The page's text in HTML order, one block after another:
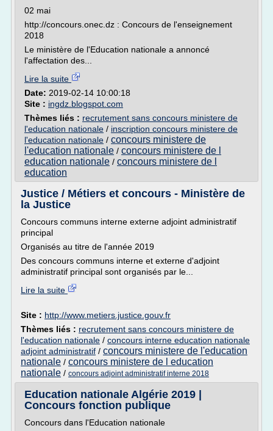
02 mai
http://concours.onec.dz : Concours de l'enseignement
2018
Le ministère de l'Education nationale a annoncé
l'affectation des...
Lire la suite
Date: 2019-02-14 10:00:18
Site : ingdz.blogspot.com
Thèmes liés : recrutement sans concours ministere de
l'education nationale / inscription concours ministere de
l'education nationale / concours ministere de
l'education nationale / concours ministere de l
education nationale / concours ministere de l
education
Justice / Métiers et concours - Ministère de
la Justice
Concours communs interne externe adjoint administratif
principal
Organisés au titre de l'année 2019
Des concours communs interne et externe d'adjoint
administratif principal sont organisés par le...
Lire la suite
Site : http://www.metiers.justice.gouv.fr
Thèmes liés : recrutement sans concours ministere de
l'education nationale / concours interne education nationale
adjoint administratif / concours ministere de l'education
nationale / concours ministere de l education
nationale / concours adjoint administratif interne 2018
Education nationale Algérie 2019 |
Concours fonction publique
Concours dans l'Education nationale